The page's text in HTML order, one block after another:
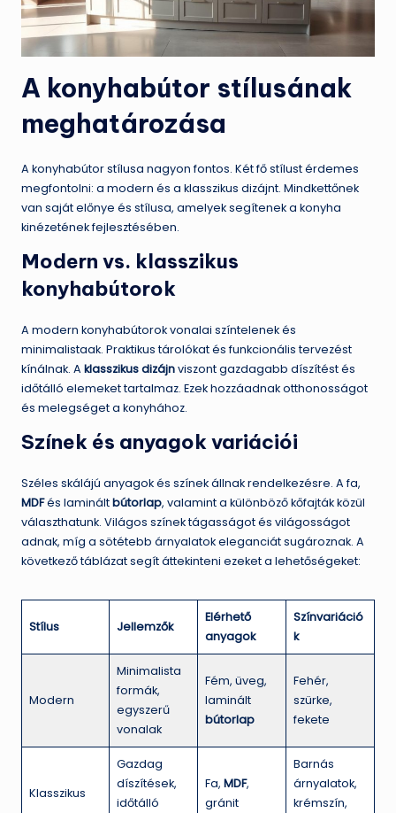
A konyhabútor stílusának
meghatározása
A konyhabútor stílusa nagyon fontos. Két fő stílust érdemes
megfontolni: a modern és a klasszikus dizájnt. Mindkettőnek
van saját előnye és stílusa, amelyek segítenek a konyha
kinézetének fejlesztésében.
Modern vs. klasszikus
konyhabútorok
A modern konyhabútorok vonalai színtelenek és
minimalistaak. Praktikus tárolókat és funkcionális tervezést
kínálnak. A klasszikus dizájnviszont gazdagabb díszítést és
időtálló elemeket tartalmaz. Ezek hozzáadnak otthonosságot
és melegséget a konyhához.
Színek és anyagok variációi
Széles skálájú anyagok és színek állnak rendelkezésre. A fa,
MDFés lamináltbútorlap, valamint a különböző kőfajták közül
választhatunk. Világos színek tágasságot és világosságot
adnak, míg a sötétebb árnyalatok eleganciát sugároznak. A
következő táblázat segít áttekinteni ezeket a lehetőségeket:
Stílus Jellemzők
Elérhető
anyagok
Színvariáció
k
Modern
Minimalista
formák,
egyszerű
vonalak
Fém, üveg,
laminált
bútorlap
Fehér,
szürke,
fekete
Klasszikus
Gazdag
díszítések,
időtálló
Fa, MDF,
gránit
Barnás
árnyalatok,
krémszín,